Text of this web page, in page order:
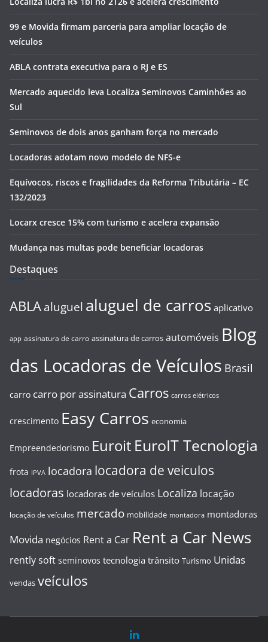
99 e Movida firmam parceria para ampliar locação de
veículos
ABLA contrata executiva para o RJ e ES
Mercado aquecido leva Localiza Seminovos Caminhões ao
Sul
Seminovos de dois anos ganham força no mercado
Locadoras adotam novo modelo de NFS-e
Equívocos, riscos e fragilidades da Reforma Tributária – EC
132/2023
Locarx cresce 15% com turismo e acelera expansão
Mudança nas multas pode beneficiar locadoras
Destaques
ABLA aluguel aluguel de carros aplicativo
app assinatura de carro assinatura de carros automóveis Blog
das Locadoras de Veículos Brasil
carro carro por assinatura Carros carros elétricos
crescimento Easy Carros economia
Empreendedorismo Euroit EuroIT Tecnologia
frota IPVA locadora locadora de veiculos
locadoras locadoras de veículos Localiza locação
locação de veículos mercado mobilidade montadora montadoras
Movida negócios Rent a Car Rent a Car News
rently soft seminovos tecnologia trânsito Turismo Unidas
vendas veículos